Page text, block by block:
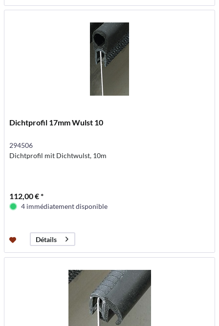
Dichtprofil 17mm Wulst 10
294506
Dichtprofil mit Dichtwulst, 10m
112,00 € *
4 immédiatement disponible
Détails